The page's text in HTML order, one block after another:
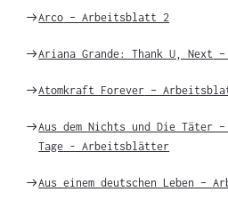
Weiter
Arco – Arbeitsblatt 2
Weiter
Ariana Grande: Thank U, Next
Weiter
Atomkraft Forever –
Weiter
zu
Aus dem Nichts undDie Täter
Tage - Arbeitsblätter
Weiter
Aus einem deutschen Leben –